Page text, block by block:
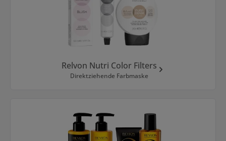
Relvon Nutri Color Filters
Direktziehende Farbmaske